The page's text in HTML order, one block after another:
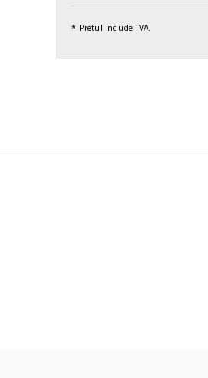
Pretul include TVA.